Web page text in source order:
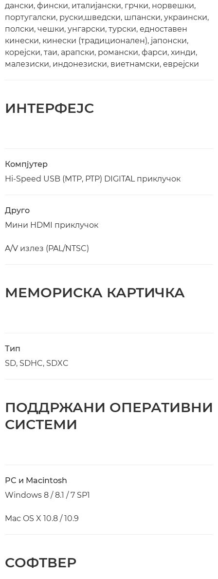
дански, фински, италијански, грчки, норвешки,
португалски, руски,шведски, шпански, украински,
полски, чешки, унгарски, турски, едноставен
кинески, кинески (традиционален), јапонски,
корејски, таи, арапски, романски, фарси, хинди,
малезиски, индонезиски, виетнамски, еврејски
ИНТЕРФЕЈС
Компјутер
Hi-Speed USB (MTP, PTP) DIGITAL приклучок
Друго
Мини HDMI приклучок
A/V излез (PAL/NTSC)
МЕМОРИСКА КАРТИЧКА
Тип
SD, SDHC, SDXC
ПОДДРЖАНИ ОПЕРАТИВНИ
СИСТЕМИ
PC и Macintosh
Windows 8 / 8.1 / 7 SP1
Mac OS X 10.8 / 10.9
СОФТВЕР